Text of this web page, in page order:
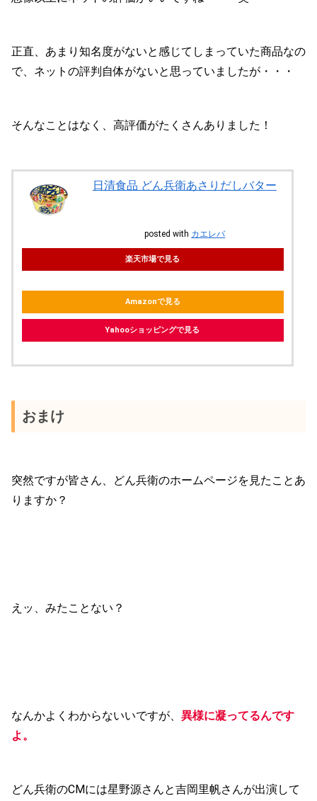
正直、あまり知名度がないと感じてしまっていた商品なの
で、ネットの評判自体がないと思っていましたが・・・
そんなことはなく、高評価がたくさんありました！
日清食品 どん兵衛あさりだしバター
posted with カエレバ
楽天市場で見る
Amazonで見る
Yahooショッピングで見る
おまけ
突然ですが皆さん、どん兵衛のホームページを見たことあ
りますか？
えッ、みたことない？
なんかよくわからないいですが、 異様に凝ってるんです
よ。
どん兵衛のCMには星野源さんと吉岡里帆さんが出演して